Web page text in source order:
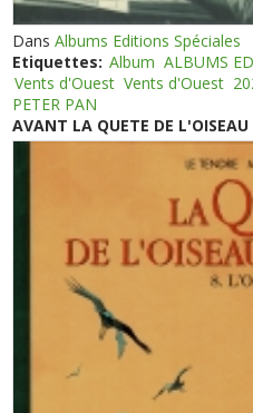
DansAlbums Editions Spéciales
Etiquettes: Album ALBUMS
Vents d'Ouest Vents d'Ouest
PETER PAN
AVANT LA QUETE DE